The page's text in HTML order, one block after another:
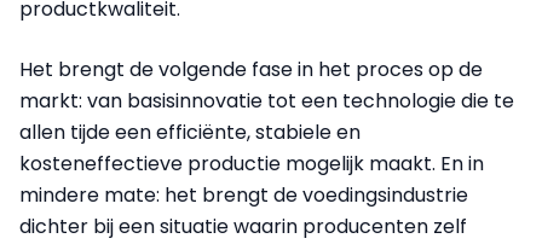
productkwaliteit.
Het brengt de volgende fase in het proces op de
markt: van basisinnovatie tot een technologie die te
allen tijde een efficiënte, stabiele en
kosteneffectieve productie mogelijk maakt. En in
mindere mate: het brengt de voedingsindustrie
dichter bij een situatie waarin producenten zelf